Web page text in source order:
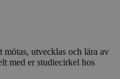
mötas, utvecklas och lära av
med er studiecirkel hos